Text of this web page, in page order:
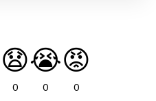
😧
0
😭
0
😡
0